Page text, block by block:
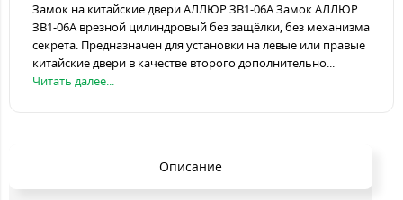
Замок на китайские двери АЛЛЮР ЗВ1-06А Замок АЛЛЮР
ЗВ1-06А врезной цилиндровый без защёлки, без механизма
секрета. Предназначен для установки на левые или правые
китайские двери в качестве второго дополнительно...
Читать далее...
Описание